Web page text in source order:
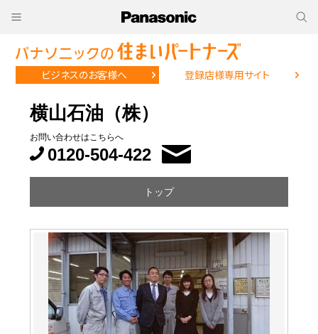
ビジネスのお客様へ 登録店様専用サイト
横山石油（株）
お問い合わせはこちらへ
0120-504-422
トップ